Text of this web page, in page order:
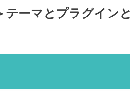
ーマとプラグインと